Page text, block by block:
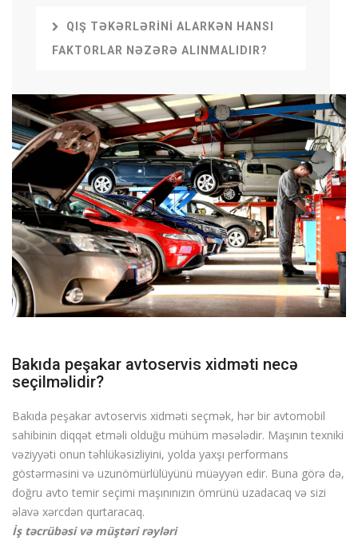
QIŞ TƏKƏRLƏRINI ALARKƏN HANSI
FAKTORLAR NƏZƏRƏ ALINMALIDIR?
Bakıda peşakar avtoservis xidməti necə
seçilməlidir?
Bakıda peşakar avtoservis xidməti seçmək, hər bir avtomobil
sahibinin diqqət etməli olduğu mühüm məsələdir. Maşının texniki
vəziyyəti onun təhlükəsizliyini, yolda yaxşı performans
göstərməsini və uzunömürlülüyünü müəyyən edir. Buna görə də,
doğru avto temir seçimi maşınınızın ömrünü uzadacaq və sizi
əlavə xərcdən qurtaracaq.
İş təcrübəsi və müştəri rəyləri